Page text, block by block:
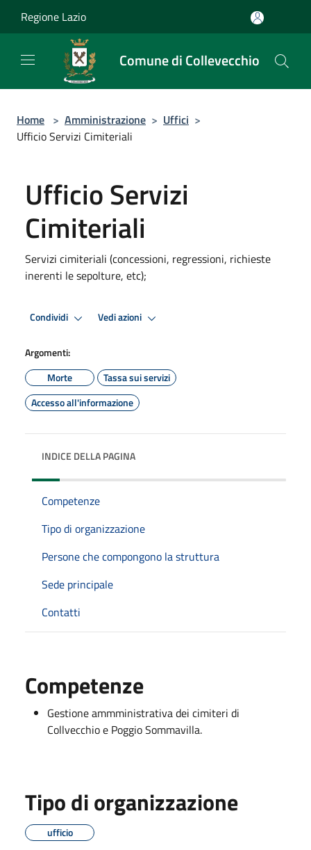
Regione Lazio
Comune di Collevecchio
Home > Amministrazione > Uffici >
Ufficio Servizi Cimiteriali
Ufficio Servizi
Cimiteriali
Servizi cimiteriali (concessioni, regressioni, richieste
inerenti le sepolture, etc);
Condividi Vedi azioni
Argomenti:
Morte
Tassa sui servizi
Accesso all'informazione
INDICE DELLA PAGINA
Competenze
Tipo di organizzazione
Persone che compongono la struttura
Sede principale
Contatti
Competenze
Gestione ammministrativa dei cimiteri di
Collvecchio e Poggio Sommavilla.
Tipo di organizzazione
ufficio